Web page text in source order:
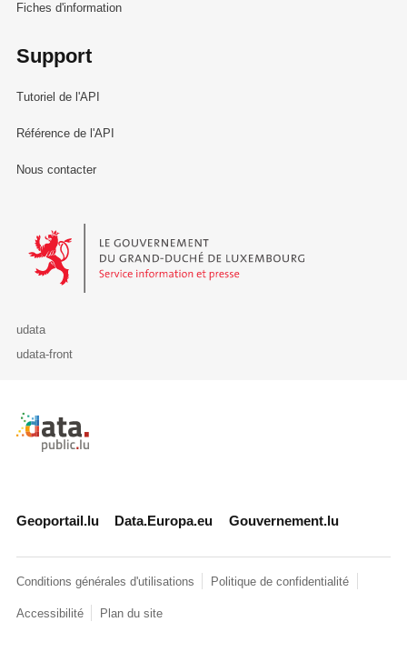
Fiches d'information
Support
Tutoriel de l'API
Référence de l'API
Nous contacter
Le Gouvernement du Grand-Duché de Luxembourg - Service
udata
udata-front
Retour à l'accueil de data.public.lu
Geoportail.lu Data.Europa.eu Gouvernement.lu
Conditions générales d'utilisations Politique de confidentialité
Accessibilité Plan du site